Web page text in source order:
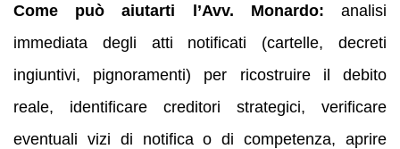
Come può aiutarti l’Avv. Monardo: analisi
immediata degli atti notificati (cartelle, decreti
ingiuntivi, pignoramenti) per ricostruire il debito
reale, identificare creditori strategici, verificare
eventuali vizi di notifica o di competenza, aprire